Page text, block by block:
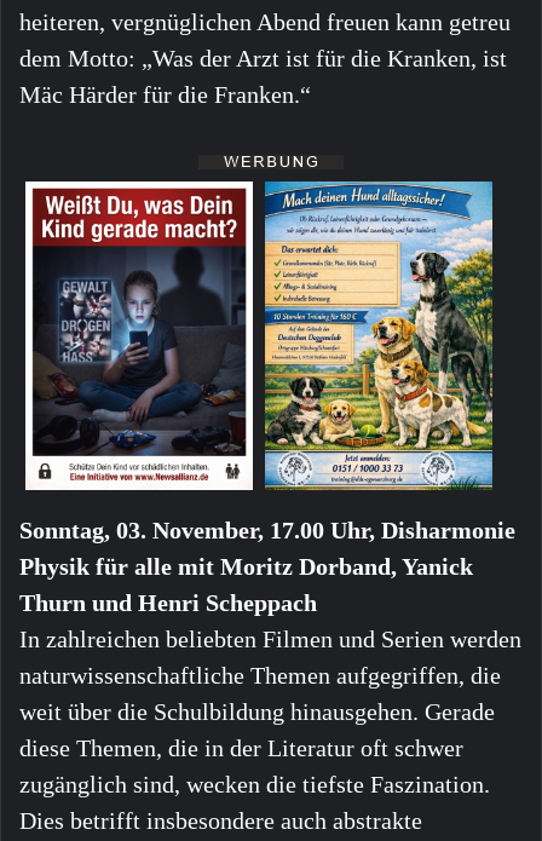
heiteren, vergnüglichen Abend freuen kann getreu
dem Motto: „Was der Arzt ist für die Kranken, ist
Mäc Härder für die Franken.“
Sonntag, 03. November, 17.00 Uhr, Disharmonie
Physik für alle mit Moritz Dorband, Yanick
Thurn und Henri Scheppach
In zahlreichen beliebten Filmen und Serien werden
naturwissenschaftliche Themen aufgegriffen, die
weit über die Schulbildung hinausgehen. Gerade
diese Themen, die in der Literatur oft schwer
zugänglich sind, wecken die tiefste Faszination.
Dies betrifft insbesondere auch abstrakte